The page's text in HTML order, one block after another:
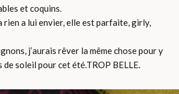
et coquins.
rien a lui envier, elle est parfaite, girly,
j’aurais rêver la même chose pour y
soleil pour cet été.TROP BELLE.